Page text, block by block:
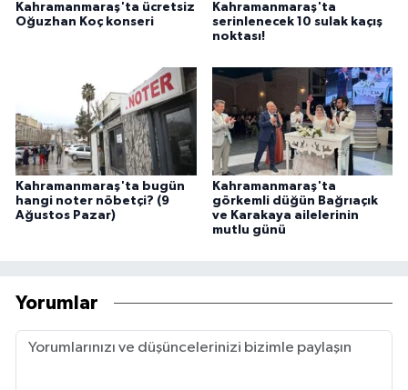
Kahramanmaraş'ta ücretsiz
Oğuzhan Koç konseri
Kahramanmaraş'ta
serinlenecek 10 sulak kaçış
noktası!
Kahramanmaraş'ta bugün
hangi noter nöbetçi? (9
Ağustos Pazar)
Kahramanmaraş'ta
görkemli düğün Bağrıaçık
ve Karakaya ailelerinin
mutlu günü
Yorumlar